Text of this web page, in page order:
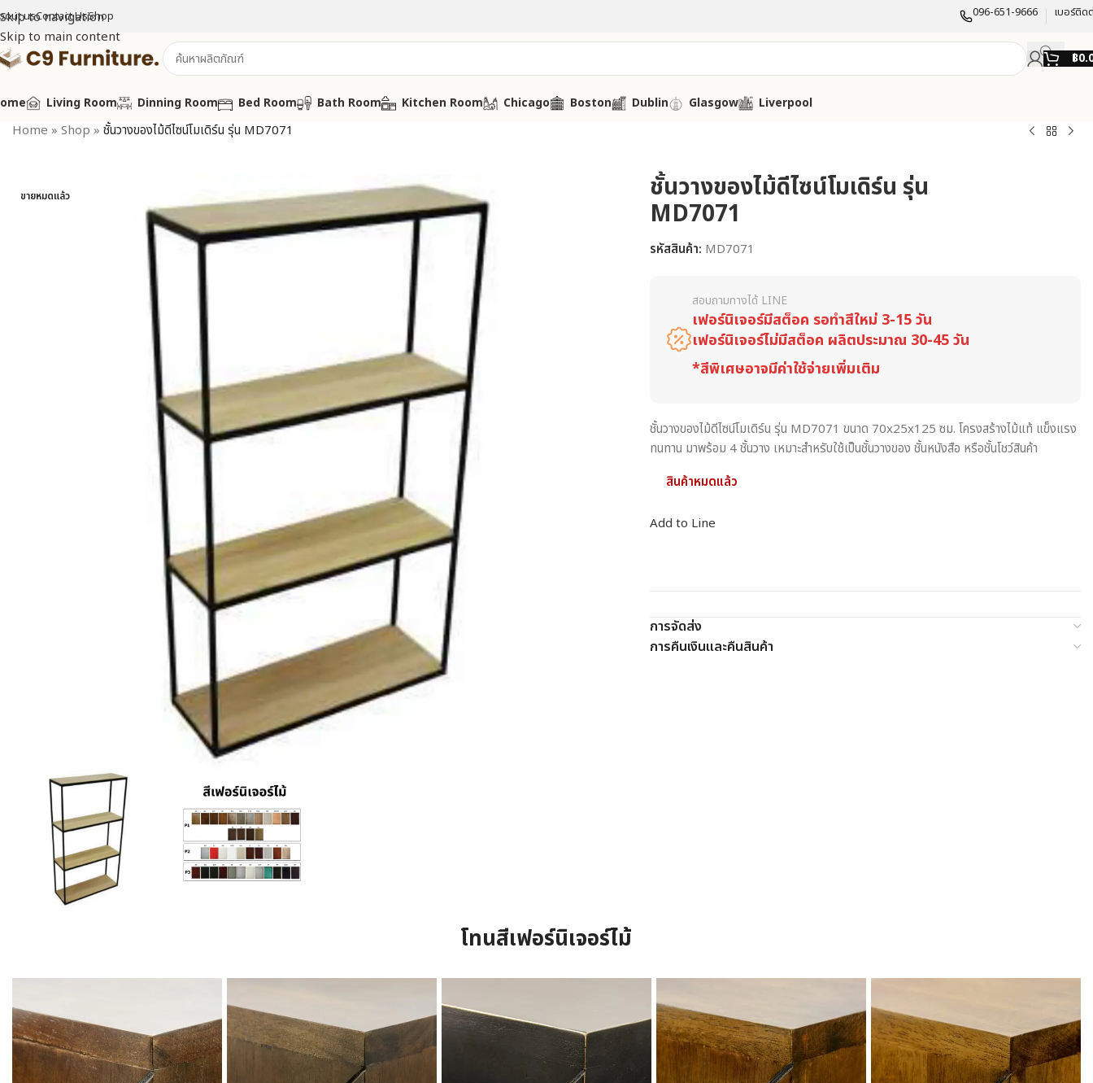
Skip to navigation
Skip to main content
usContact UsShop 096-651-9666 เบอร์ติด
฿
Living Room Dinning Room Bed Room Bath Room Kitchen Room Chicago Boston Dublin Glasgow Liverpool
Home » Shop » ชั้นวางของไม้ดีไซน์โมเดิร์น รุ่น MD7071
ขายหมดแล้ว ชั้นวางของไม้ดีไซน์โมเดิร์น รุ่น
MD7071
รหัสสินค้า: MD7071
สอบถามทางได้ LINE
เฟอร์นิเจอร์มีสต็อค รอทำสีใหม่ 3-15 วัน
เฟอร์นิเจอร์ไม่มีสต็อค ผลิตประมาณ 30-45 วัน
*สีพิเศษอาจมีค่าใช้จ่ายเพิ่มเติม
ชั้นวางของไม้ดีไซน์โมเดิร์น รุ่น MD7071 ขนาด 70x25x125 ซม. โครงสร้างไม้แท้ แข็งแรง
ทนทาน มาพร้อม 4 ชั้นวาง เหมาะสำหรับใช้เป็นชั้นวางของ ชั้นหนังสือ หรือชั้นโชว์สินค้า
สินค้าหมดแล้ว
Add to Line
การจัดส่ง
การคืนเงินและคืนสินค้า
โทนสีเฟอร์นิเจอร์ไม้